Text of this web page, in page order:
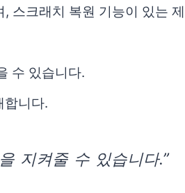
스크래치 복원 기능이 있는
수 있습니다.
합니다.
지켜줄 수 있습니다.”